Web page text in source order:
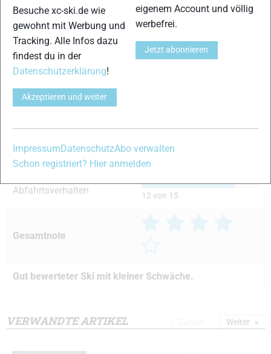
Einschubverhalten 12 von 15
Führung 12 von 15
Kurvenverhalten 12 von 15
Abfahrtsverhalten 12 von 15
Gesamtnote
Gut bewerteter Ski mit kleiner Schwäche.
VERWANDTE ARTIKEL Weiter
Besuche xc-ski.de wie
gewohnt mit Werbung und
Tracking. Alle Infos dazu
findest du in der
Datenschutzerklärung!
Akzeptieren und weiter
eigenem Account und völlig
werbefrei.
Jetzt abonnieren
Impressum DatenschutzAbo verwalten
Schon registriert? Hier anmelden